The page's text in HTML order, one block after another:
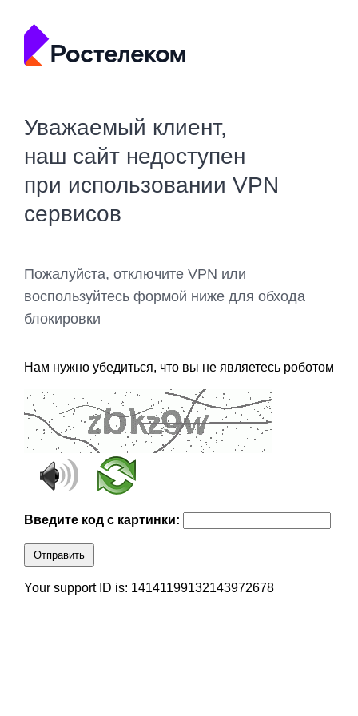
Уважаемый клиент,
наш сайт недоступен
при использовании VPN
сервисов
Пожалуйста, отключите VPN или
воспользуйтесь формой ниже для обхода
блокировки
Нам нужно убедиться, что вы не являетесь роботом
Введите код с картинки:
Отправить
Your support ID is: 14141199132143972678